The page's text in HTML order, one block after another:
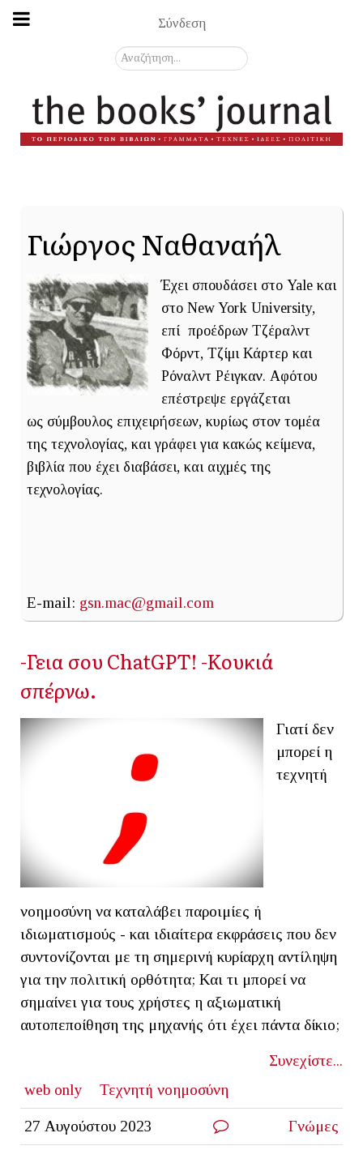
Σύνδεση
Αναζήτηση...
Γιώργος Ναθαναήλ
Έχει σπουδάσει στο Yale και
στο New York University,
επί προέδρων Τζέραλντ
Φόρντ, Τζίμι Κάρτερ και
Ρόναλντ Ρέιγκαν. Αφότου
επέστρεψε εργάζεται
ως σύμβουλος επιχειρήσεων, κυρίως στον τομέα
της τεχνολογίας, και γράφει για κακώς κείμενα,
βιβλία που έχει διαβάσει, και αιχμές της
τεχνολογίας.
E-mail: gsn.mac@gmail.com
-Γεια σου ChatGPT! -Κουκιά
σπέρνω.
Γιατί δεν
μπορεί η
τεχνητή
νοημοσύνη να καταλάβει παροιμίες ή
ιδιωματισμούς - και ιδιαίτερα εκφράσεις που δεν
συντονίζονται με τη σημερινή κυρίαρχη αντίληψη
για την πολιτική ορθότητα; Και τι μπορεί να
σημαίνει για τους χρήστες η αξιωματική
αυτοπεποίθηση της μηχανής ότι έχει πάντα δίκιο;
Συνεχίστε...
web only
Τεχνητή νοημοσύνη
27 Αυγούστου 2023 Γνώμες